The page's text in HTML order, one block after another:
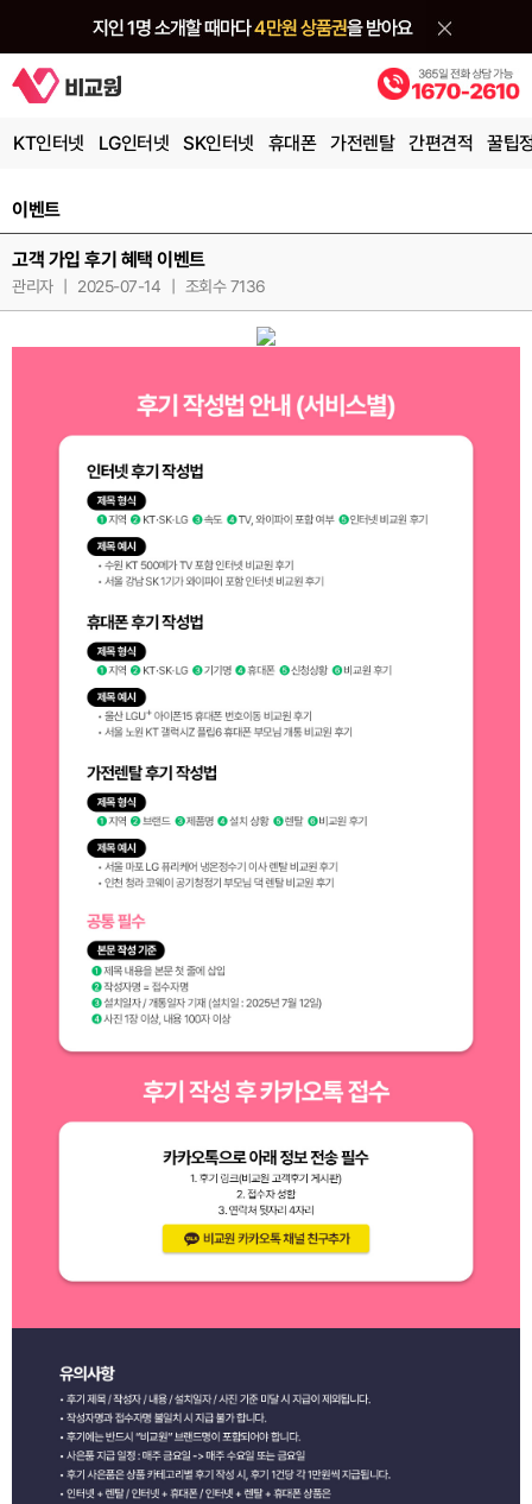
KT인터넷 LG인터넷 SK인터넷 휴대폰 가전렌탈 간편견적 꿀팁
이벤트
고객 가입 후기 혜택 이벤트
관리자 2025-07-14 조회수 7136